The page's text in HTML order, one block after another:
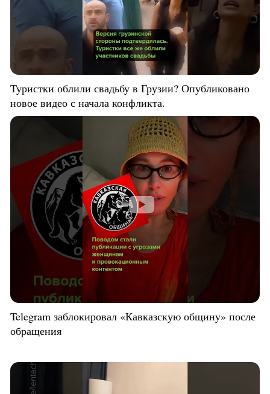
Туристки облили свадьбу в Грузии? Опубликовано
новое видео с начала конфликта.
Telegram заблокировал «Кавказскую общину» после
обращения